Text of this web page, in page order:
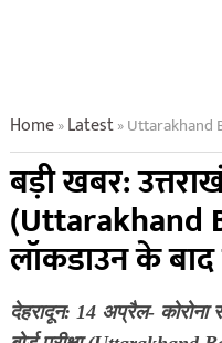
Home»Latest»Uttarakhand Board
बड़ी खबर:
(Uttarakhand
लॉकडाउन के बाद
देहरादून: 14 अप्रैल- कोरोना